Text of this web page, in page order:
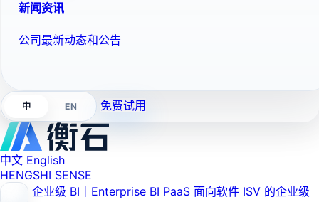
新闻资讯
公司最新动态和公告
中 EN 免费试用
中文 English
HENGSHI SENSE
企业级 BI｜Enterprise BI PaaS 面向软件 ISV 的企业级